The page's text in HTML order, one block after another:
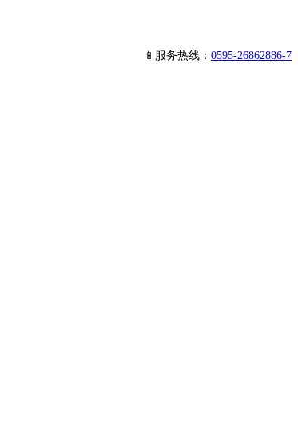
📱服务热线： 0595-26862886-7